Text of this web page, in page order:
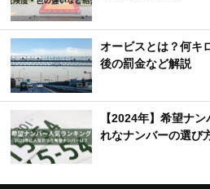
オービスとは？何キ
後の罰金など解説
【2024年】希望ナ
れなナンバーの選び